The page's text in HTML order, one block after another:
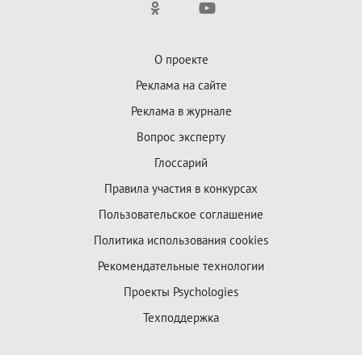
О проекте
Реклама на сайте
Реклама в журнале
Вопрос эксперту
Глоссарий
Правила участия в конкурсах
Пользовательское соглашение
Политика использования cookies
Рекомендательные технологии
Проекты Psychologies
Техподдержка